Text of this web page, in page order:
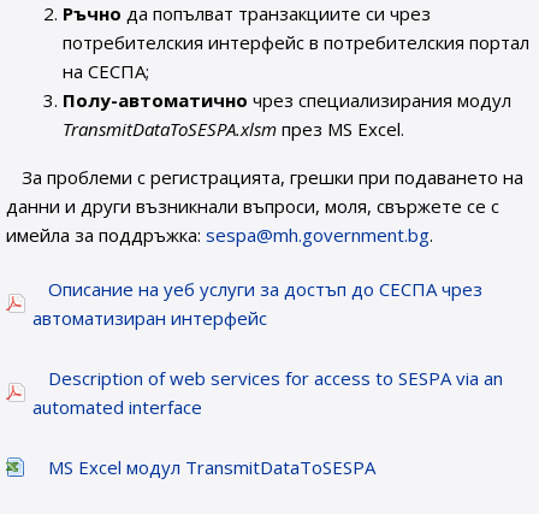
Ръчно да попълват транзакциите си чрез
потребителския интерфейс в потребителския портал
на СЕСПА;
Полу-автоматично чрез специализирания модул
TransmitDataToSESPA.xlsm през MS Excel.
За проблеми с регистрацията, грешки при подаването на
данни и други възникнали въпроси, моля, свържете се с
имейла за поддръжка: sespa@mh.government.bg.
Описание на уеб услуги за достъп до СЕСПА чрез
автоматизиран интерфейс
Description of web services for access to SESPA via an
automated interface
MS Excel модул TransmitDataToSESPA